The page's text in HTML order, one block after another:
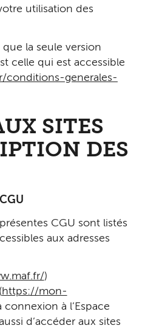
utilisation des
la seule version
celle qui est accessible
conditions-generales-
SITES
DES
présentes CGU sont listés
aux adresses
)
https://mon-
connexion à l’Espace
d’accéder aux sites